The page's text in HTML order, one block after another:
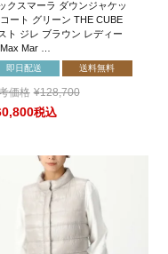
クスマーラ ダウンジャケッ
コート グリーン THE CUBE
ト ジレ ブラウン レディー
Mar …
即日配送 送料無料
価格 ¥128,700
税込